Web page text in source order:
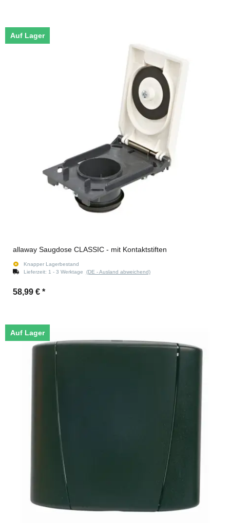
Auf Lager
allaway Saugdose CLASSIC - mit Kontaktstiften
Knapper Lagerbestand
Lieferzeit: 1 - 3 Werktage (DE - Ausland abweichend)
58,99 € *
Auf Lager